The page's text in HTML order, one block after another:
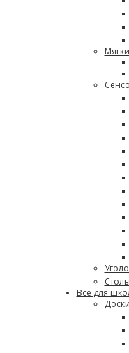
Все для